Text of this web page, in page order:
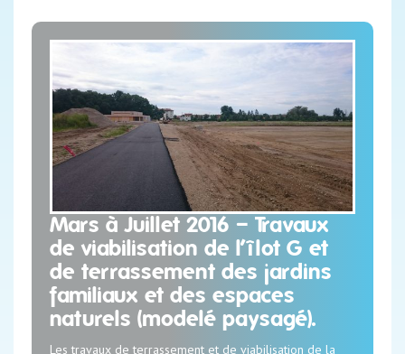
Mars à Juillet 2016 – Travaux
de viabilisation de l’îlot G et
de terrassement des jardins
familiaux et des espaces
naturels (modelé paysagé).
Les travaux de terrassement et de viabilisation de la